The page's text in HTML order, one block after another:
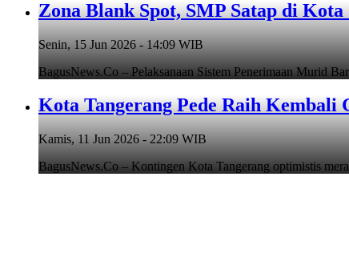
Zona Blank Spot, SMP Satap di
Senin, 15 Jun 2026 - 14:09 WIB
BagusNews.Co – Pelaksanaan Sistem Penerimaan Murid
Kota Tangerang Pede Raih Kembali
Kamis, 11 Jun 2026 - 22:09 WIB
BagusNews.Co – Kontingen Kota Tangerang optimistis